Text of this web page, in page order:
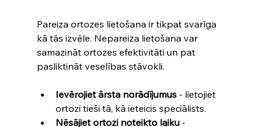
Pareiza ortozes lietošana ir tikpat svarīga
kā tās izvēle. Nepareiza lietošana var
samazināt ortozes efektivitāti un pat
pasliktināt veselības stāvokli.
Ievērojiet ārsta norādījumus - lietojiet
ortozi tieši tā, kā ieteicis speciālists.
Nēsājiet ortozi noteikto laiku -